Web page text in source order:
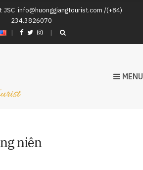
JSC info@huonggiangtourist.com /(+84)
234.3826070
|
MENU
niên